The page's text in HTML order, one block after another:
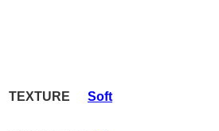
TEXTURE Soft